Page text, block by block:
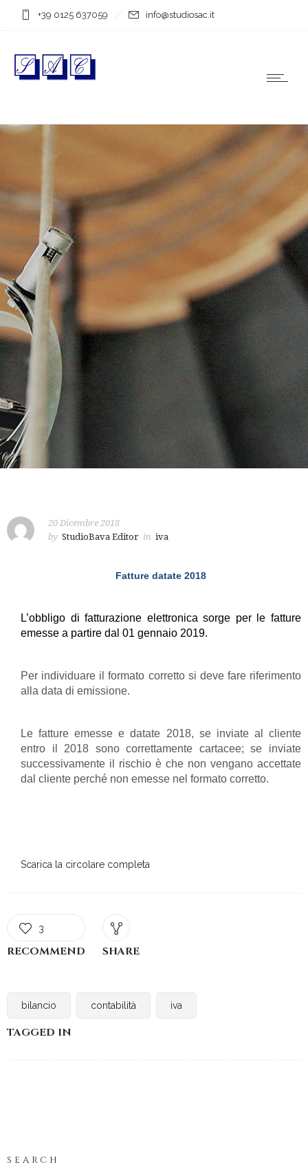
+39 0125 637059 info@studiosac.it
20 Dicembre 2018
by StudioBava Editor in iva
Fatture datate 2018
L’obbligo di fatturazione elettronica sorge per le fatture
emesse a partire dal 01 gennaio 2019.
Per individuare il formato corretto si deve fare riferimento
alla data di emissione.
Le fatture emesse e datate 2018, se inviate al cliente
entro il 2018 sono correttamente cartacee; se inviate
successivamente il rischio è che non vengano accettate
dal cliente perché non emesse nel formato corretto.
Scarica la circolare completa
3
RECOMMEND SHARE
bilancio contabilità iva
TAGGED IN
SEARCH